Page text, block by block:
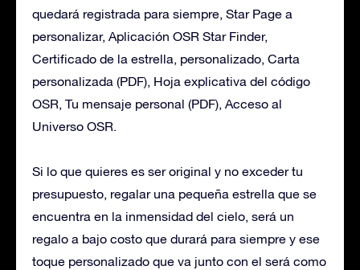
quedará registrada para siempre, Star Page a
personalizar, Aplicación OSR Star Finder,
Certificado de la estrella, personalizado, Carta
personalizada (PDF), Hoja explicativa del código
OSR, Tu mensaje personal (PDF), Acceso al
Universo OSR.
Si lo que quieres es ser original y no exceder tu
presupuesto, regalar una pequeña estrella que se
encuentra en la inmensidad del cielo, será un
regalo a bajo costo que durará para siempre y ese
toque personalizado que va junto con el será como